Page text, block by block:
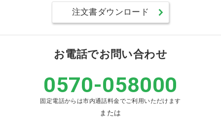
注文書ダウンロード
お電話でお問い合わせ
0570-058000
固定電話からは市内通話料金でご利用いただけます
または